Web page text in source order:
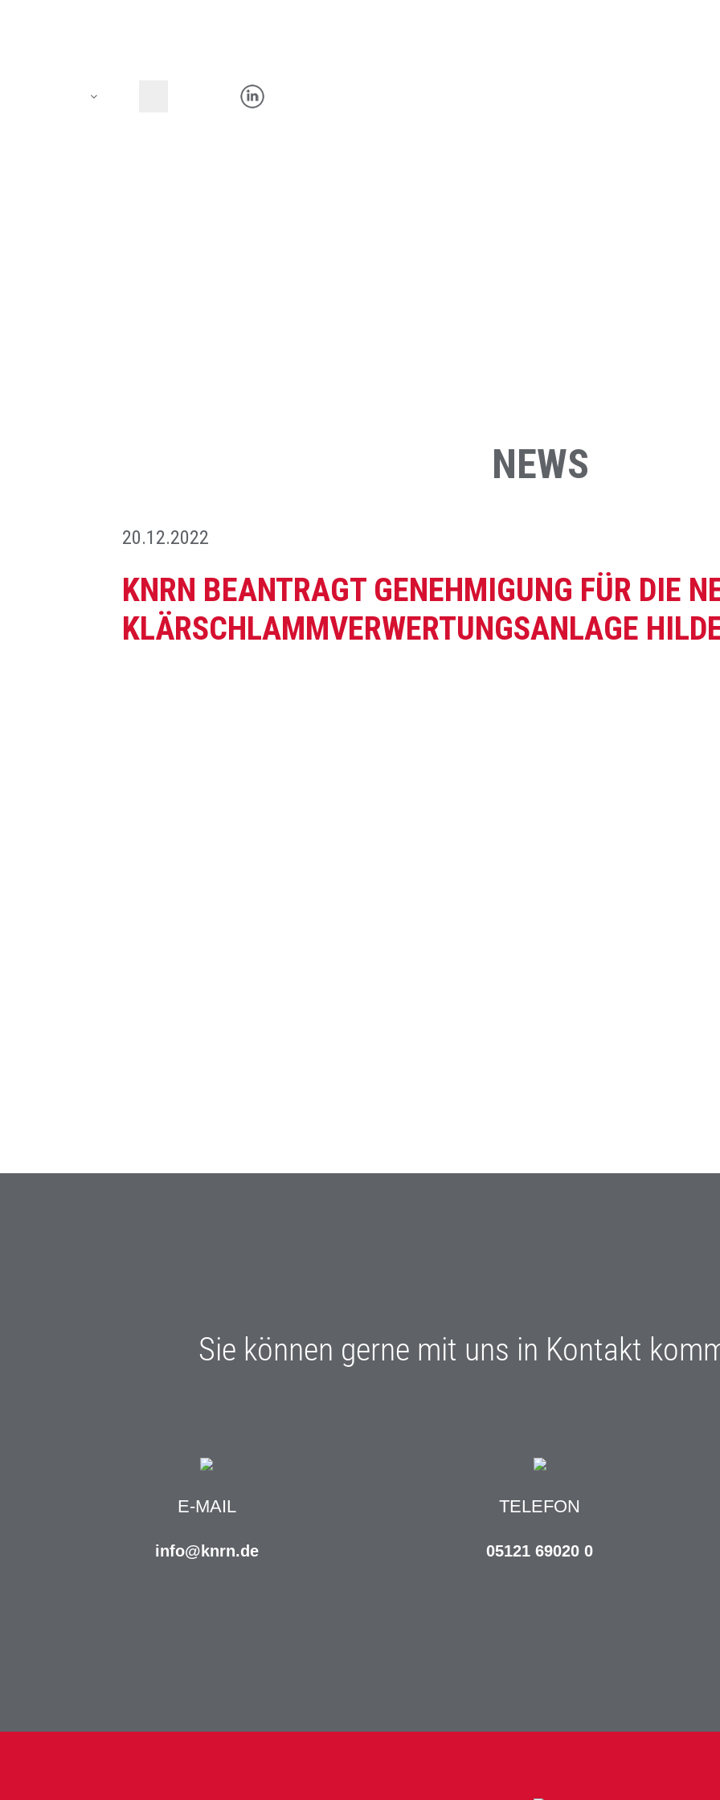
NEWS
20.12.2022
KNRN BEANTRAGT GENEHMIGUNG FÜR DIE
KLÄRSCHLAMMVERWERTUNGSANLAGE
Sie können gerne mit uns in Kontakt
E-MAIL
info@knrn.de
TELEFON
05121 69020 0